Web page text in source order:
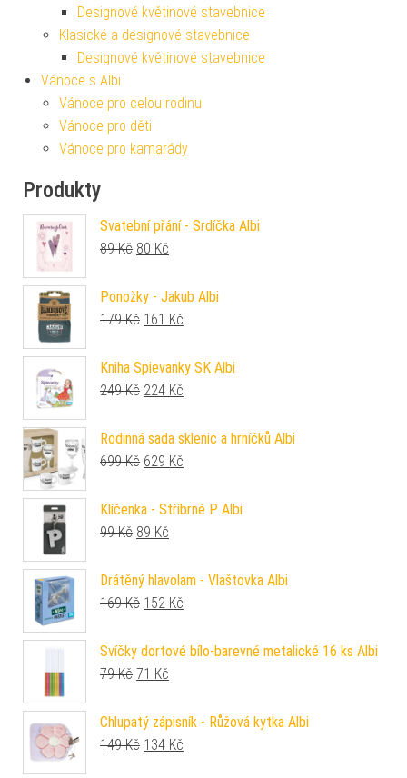
Designové květinové stavebnice
Klasické a designové stavebnice
Designové květinové stavebnice
Vánoce s Albi
Vánoce pro celou rodinu
Vánoce pro děti
Vánoce pro kamarády
Produkty
Svatební přání - Srdíčka Albi
89Kč Původní cena byla: 89 Kč.
80 Kč
Ponožky - Jakub Albi
179Kč Původní cena byla: 179 Kč.
161 Kč
Kniha Spievanky SK Albi
249Kč Původní cena byla: 249 Kč.
224 Kč
Rodinná sada sklenic a hrníčků Albi
699Kč Původní cena byla: 699 Kč.
629 Kč
Klíčenka - Stříbrné P Albi
99Kč Původní cena byla: 99 Kč.
89 Kč
Drátěný hlavolam - Vlaštovka Albi
169Kč Původní cena byla: 169 Kč.
152 Kč
Svíčky dortové bílo-barevné metalické 16 ks Albi
79Kč Původní cena byla: 79 Kč.
71 Kč
Chlupatý zápisník - Růžová kytka Albi
149Kč Původní cena byla: 149 Kč.
134 Kč